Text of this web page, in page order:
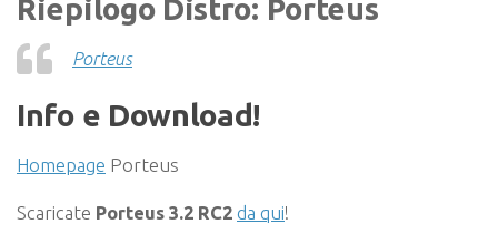
Riepilogo Distro: Porteus
Porteus
Info e Download!
Homepage Porteus
Scaricate Porteus 3.2 RC2 da qui!